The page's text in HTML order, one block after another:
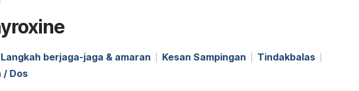
Langkah berjaga-jaga & amaran Kesan Sampingan
Tindakbalas
/ Dos